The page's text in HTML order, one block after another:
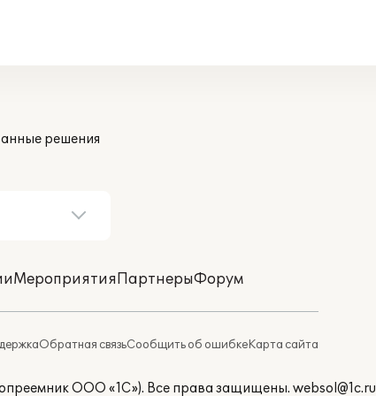
решения
МероприятияПартнерыФорум
Обратная связьСообщить об ошибкеКарта сайта
ООО «1С»). Все права защищены. websol@1c.ru